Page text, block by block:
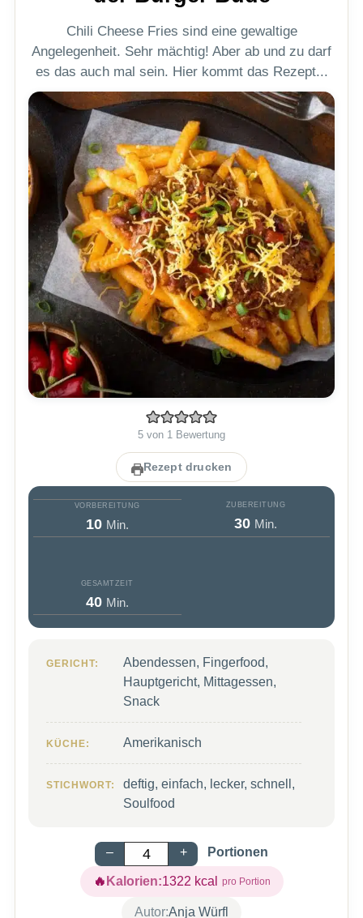
Chili Cheese Fries sind eine gewaltige
Angelegenheit. Sehr mächtig! Aber ab und zu darf
es das auch mal sein. Hier kommt das Rezept...
5 von 1 Bewertung
Rezept drucken
VORBEREITUNG
10Minuten
Min.
ZUBEREITUNG
30Minuten
Min.
GESAMTZEIT
40Minuten
Min.
GERICHT:
Abendessen, Fingerfood,
Hauptgericht, Mittagessen,
Snack
KÜCHE: Amerikanisch
STICHWORT:
deftig, einfach, lecker, schnell,
Soulfood
– + Portionen
Kalorien:1322 kcal
Autor:Anja Würfl